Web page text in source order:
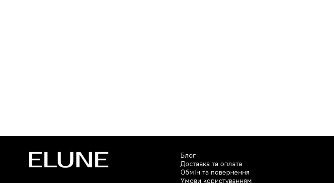
Блог
Доставка та оплата
Обмін та повернення
Умови користуванням